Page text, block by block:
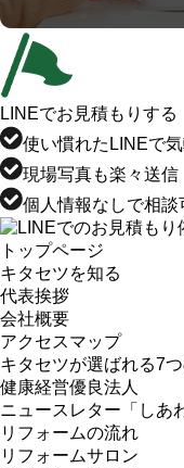
LINEでお見積もりする
使い慣れたLINEで
現場写真も楽々送信
個人情報なしで相談
トップページ
キタセツを知る
代表挨拶
会社概要
アクセスマップ
キタセツが選ばれる7
健康経営優良法人
ニュースレター「しあ
リフォームの流れ
リフォームサロン